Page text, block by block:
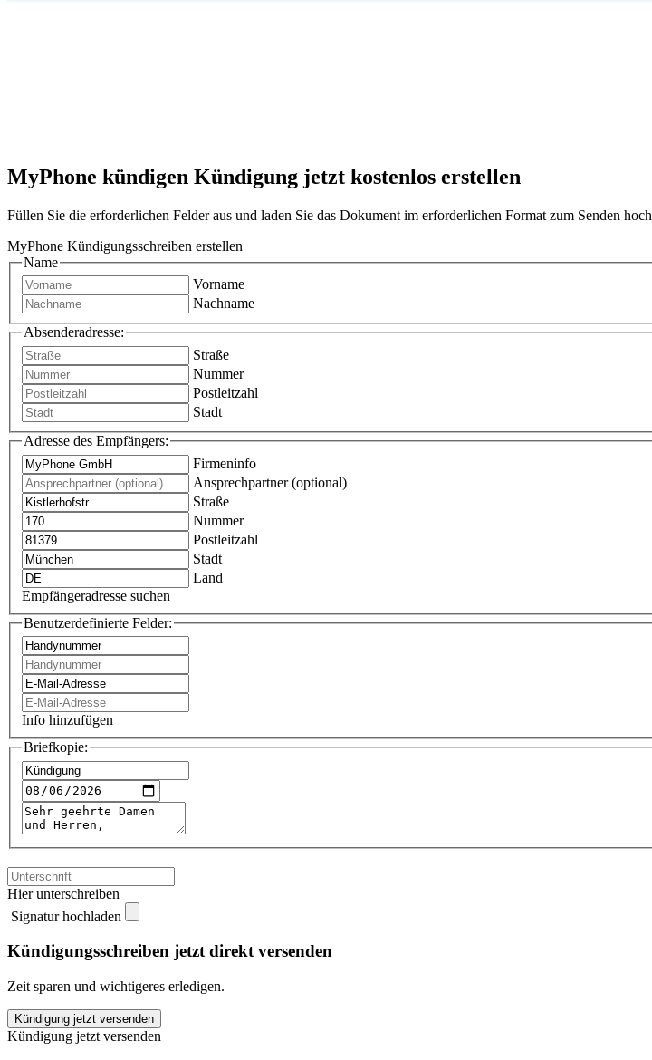
MyPhone kündigen Kündigung jetzt kostenlos erstellen
Füllen Sie die erforderlichen Felder aus und laden Sie das Dokument im erforderlichen Format zum Senden hoch
MyPhone Kündigungsschreiben erstellen
Name
Vorname
Nachname
Absenderadresse:
Straße
Nummer
Postleitzahl
Stadt
Adresse des Empfängers:
Firmeninfo
Ansprechpartner (optional)
Straße
Nummer
Postleitzahl
Stadt
Land
Empfängeradresse suchen
Benutzerdefinierte Felder:
Info hinzufügen
Briefkopie:
Hier unterschreiben
Signatur hochladen
Kündigungsschreiben jetzt direkt versenden
Zeit sparen und wichtigeres erledigen.
MyPhone
kündigen
quantity
Kündigung jetzt versenden
Kündigung jetzt versenden